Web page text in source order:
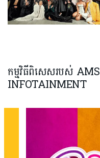
កម្មវិធីពិសេសរបស់ AMS
INFOTAINMENT